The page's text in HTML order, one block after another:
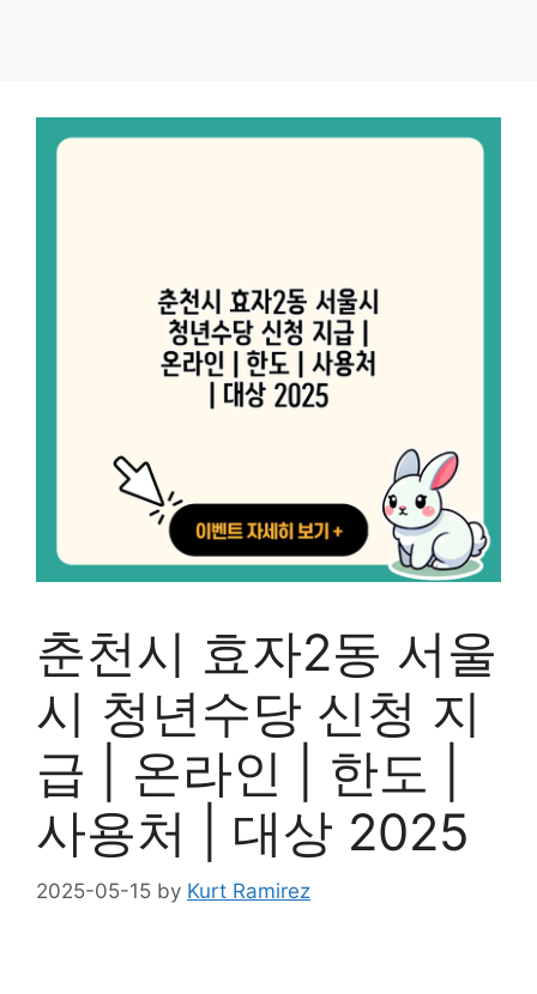
춘천시 효자2동 서울
시 청년수당 신청 지
급 | 온라인 | 한도 |
사용처 | 대상 2025
2025-05-15 by Kurt Ramirez